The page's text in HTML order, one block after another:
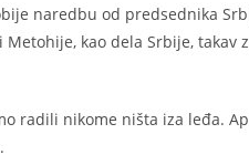
naredbu od predsednika
kao dela Srbije, takav
radili nikome ništa iza leđa.